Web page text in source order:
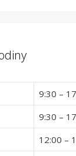
9:30 –
9:30 –
12:00 –